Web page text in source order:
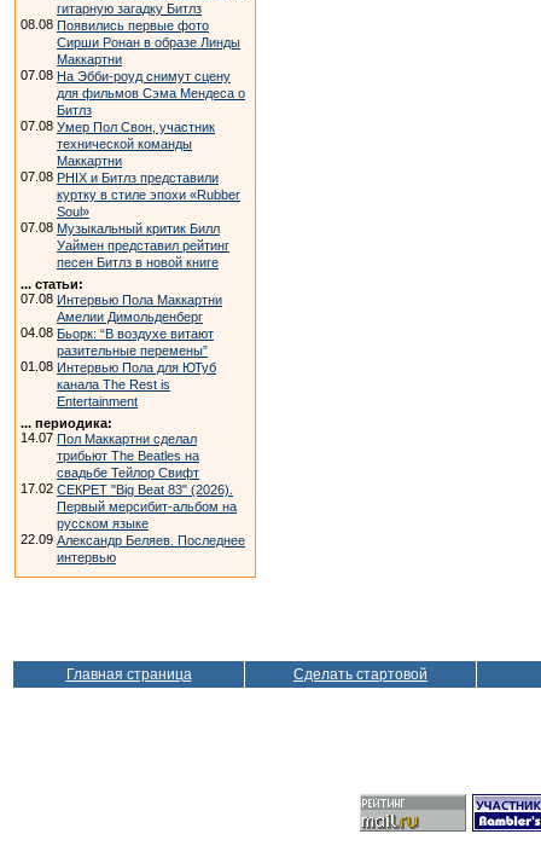
гитарную загадку Битлз
08.08 Появились первые фото
Сирши Ронан в образе Линды
Маккартни
07.08 На Эбби-роуд снимут сцену
для фильмов Сэма Мендеса о
Битлз
07.08 Умер Пол Свон, участник
технической команды
Маккартни
07.08 PHIX и Битлз представили
куртку в стиле эпохи «Rubber
Soul»
07.08 Музыкальный критик Билл
Уаймен представил рейтинг
песен Битлз в новой книге
... статьи:
07.08 Интервью Пола Маккартни
Амелии Димольденберг
04.08 Бьорк: “В воздухе витают
разительные перемены”
01.08 Интервью Пола для ЮТуб
канала The Rest is
Entertainment
... периодика:
14.07 Пол Маккартни сделал
трибьют The Beatles на
свадьбе Тейлор Свифт
17.02 СЕКРЕТ "Big Beat 83" (2026).
Первый мерсибит-альбом на
русском языке
22.09 Александр Беляев. Последнее
интервью
Главная страница Сделать стартовой